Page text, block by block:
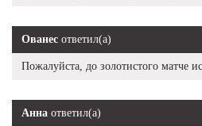
Ованес ответил(а)
Пожалуйста, до золотистого матче
Анна ответил(а)